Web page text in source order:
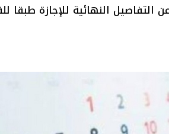
التفاصيل النهائية للإجازة طبقا